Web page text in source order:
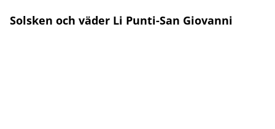
Solsken och väder Li Punti-San Giovanni